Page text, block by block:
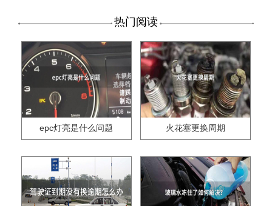
热门阅读
epc灯亮是什么问题 火花塞更换周期